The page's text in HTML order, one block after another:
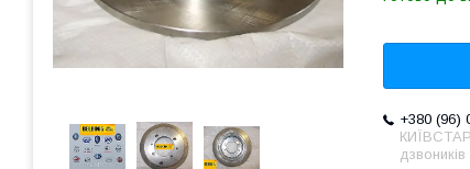
+380 (96)
дзвоників